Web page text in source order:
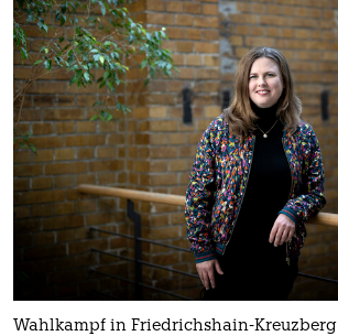
Wahlkampf in Friedrichshain-Kreuzberg